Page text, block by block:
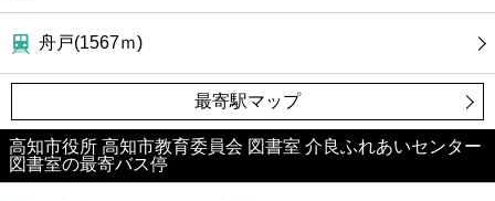
病院
ホテル
舟戸(1567ｍ)
最寄駅マップ
高知市役所 高知市教育委員会 図書室 介良ふれあいセンター
図書室の最寄バス停